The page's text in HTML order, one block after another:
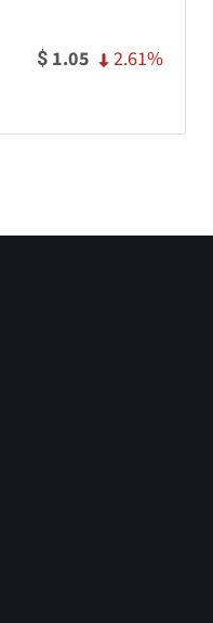
$ 1.05 2.61%